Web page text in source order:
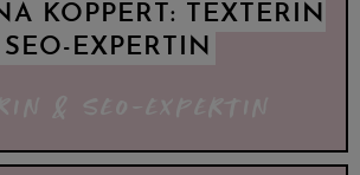
KOPPERT: TEXTERIN
EXPERTIN